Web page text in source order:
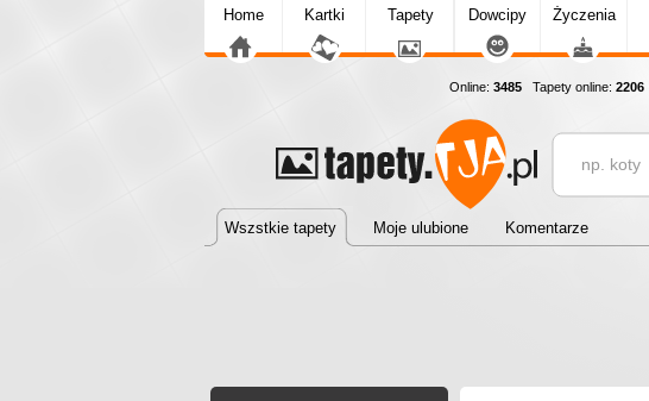
Home Kartki Tapety Dowcipy Życzenia
Online: 3485 Tapety online: 2206
Wszstkie tapety Moje ulubione Komentarze